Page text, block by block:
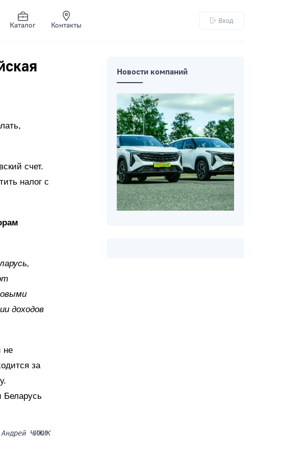
Каталог Контакты
Вход
счет.
налог с
доходов
не
за
Беларусь
Андрей ЧИЖИК
Новости компаний